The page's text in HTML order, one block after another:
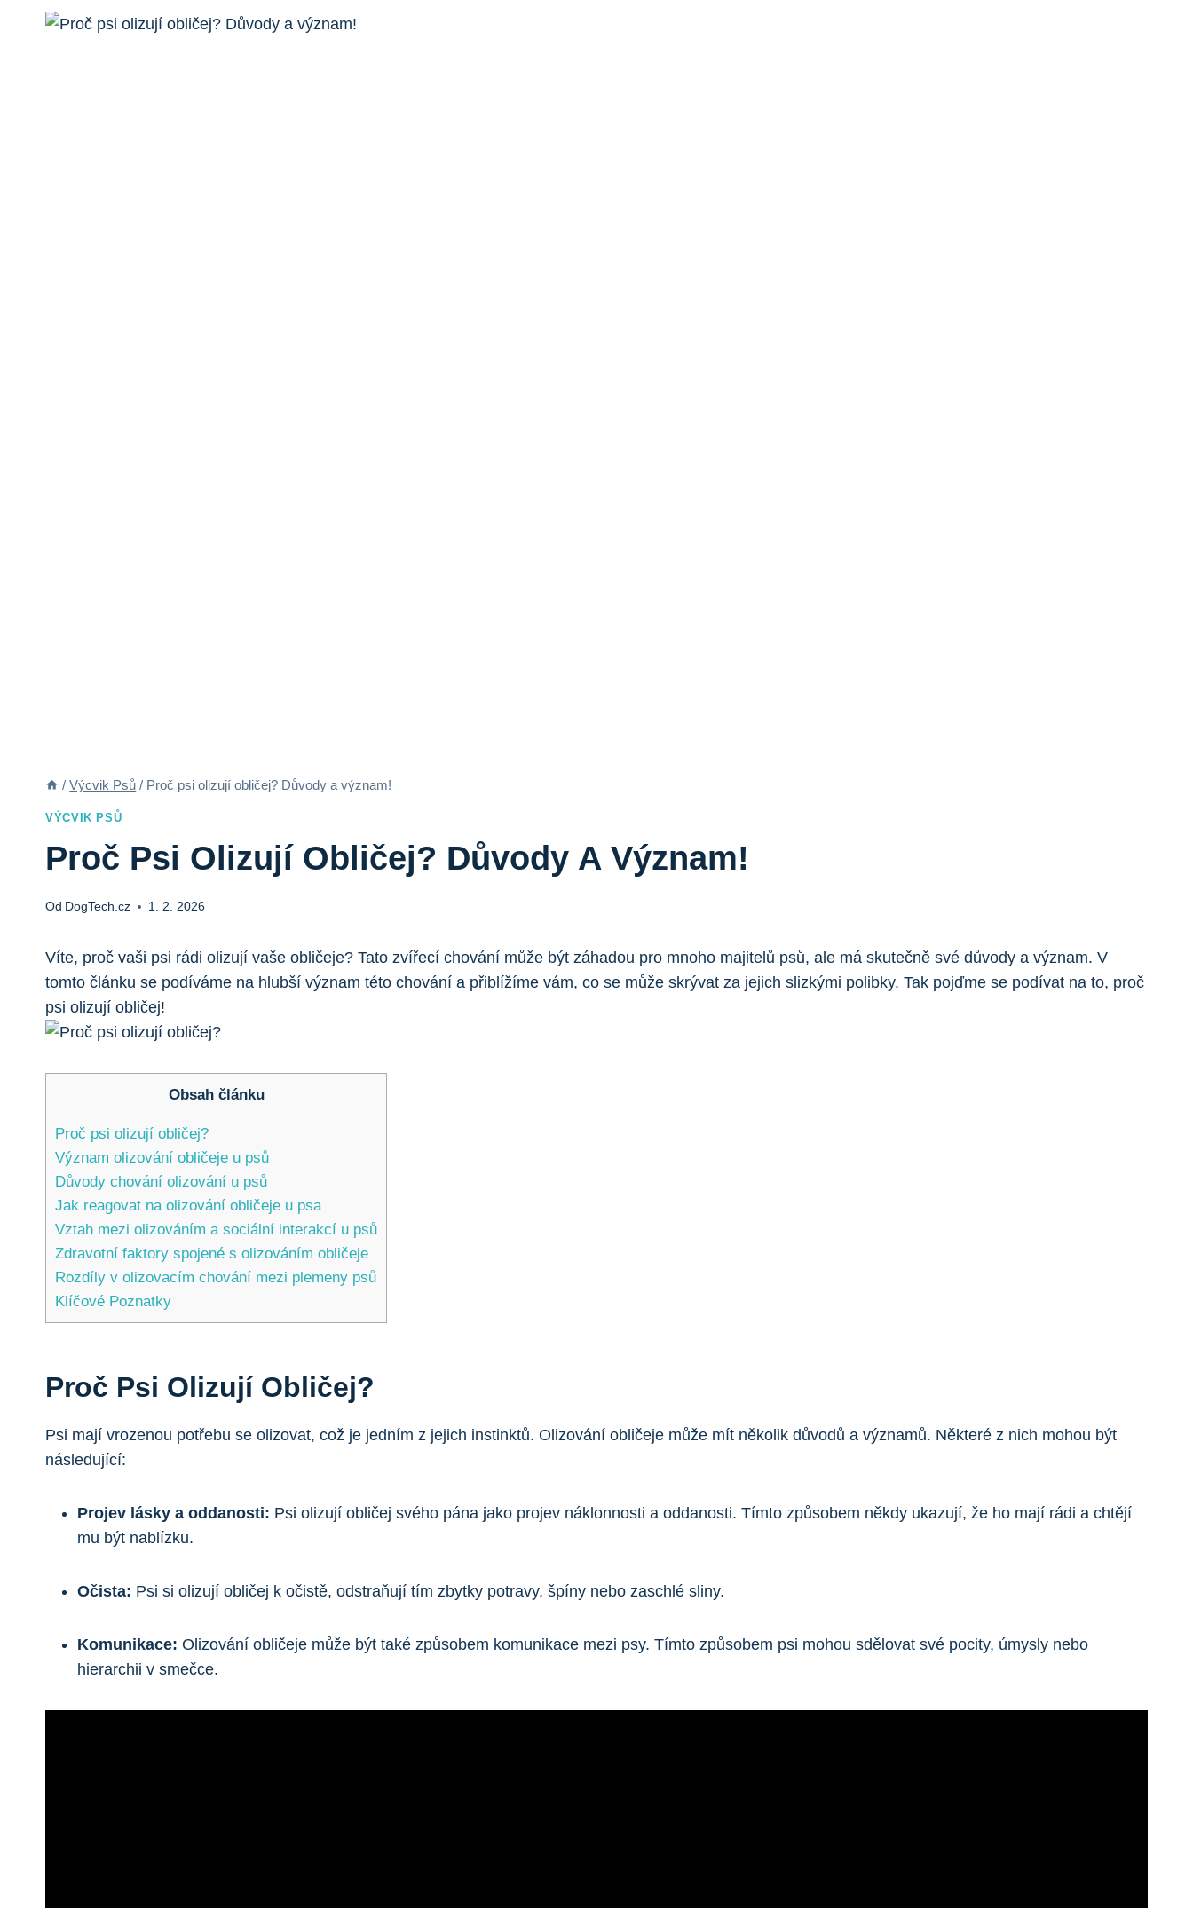
/ Výcvik Psů / Proč psi olizují obličej? Důvody a význam!
VÝCVIK PSŮ
Proč Psi Olizují Obličej? Důvody A Význam!
Od DogTech.cz 1. 2. 2026
Víte, proč vaši psi rádi olizují vaše obličeje? Tato zvířecí chování může být záhadou pro mnoho majitelů psů, ale má skutečně své důvody a význam. V
tomto článku se podíváme na hlubší význam této chování a přiblížíme vám, co se může skrývat za jejich slizkými polibky. Tak pojďme se podívat na to, proč
psi olizují obličej!
Obsah článku
Proč psi olizují obličej?
Význam olizování obličeje u psů
Důvody chování olizování u psů
Jak reagovat na olizování obličeje u psa
Vztah mezi olizováním a sociální interakcí u psů
Zdravotní faktory spojené s olizováním obličeje
Rozdíly v olizovacím chování mezi plemeny psů
Klíčové Poznatky
Proč Psi Olizují Obličej?
Psi mají vrozenou potřebu se olizovat, což je jedním z jejich instinktů. Olizování obličeje může mít několik důvodů a významů. Některé z nich mohou být
následující:
Projev lásky a oddanosti: Psi olizují obličej svého pána jako projev náklonnosti a oddanosti. Tímto způsobem někdy ukazují, že ho mají rádi a chtějí
mu být nablízku.
Očista: Psi si olizují obličej k očistě, odstraňují tím zbytky potravy, špíny nebo zaschlé sliny.
Komunikace: Olizování obličeje může být také způsobem komunikace mezi psy. Tímto způsobem psi mohou sdělovat své pocity, úmysly nebo
hierarchii v smečce.